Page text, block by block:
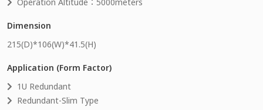
Dimension
215(D)*106(W)*41.5(H)
Application (Form Factor)
1U Redundant
Redundant-Slim Type